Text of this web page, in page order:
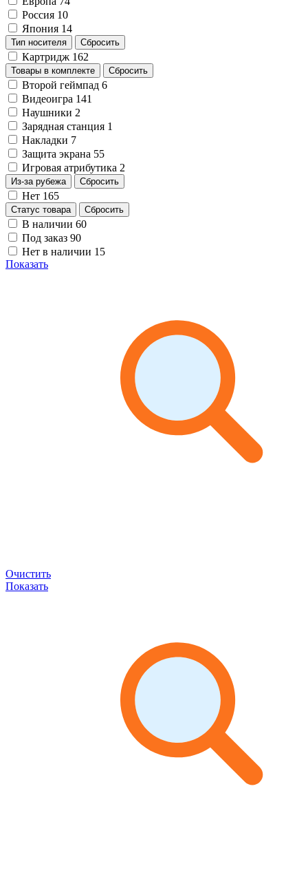
Россия 10
Япония 14
Тип носителя Сбросить
Картридж 162
Товары в комплекте Сбросить
Второй геймпад 6
Видеоигра 141
Наушники 2
Зарядная станция 1
Накладки 7
Защита экрана 55
Игровая атрибутика 2
Из-за рубежа Сбросить
Нет 165
Статус товара Сбросить
В наличии 60
Под заказ 90
Нет в наличии 15
Показать
Очистить
Показать